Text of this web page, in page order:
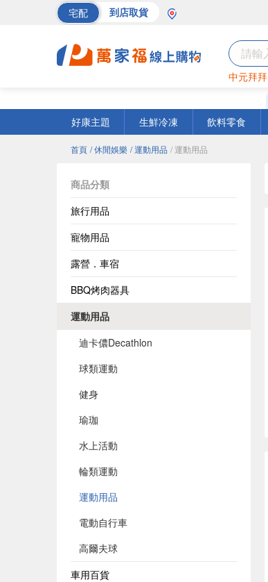
宅配 到店取貨
中元拜拜
好康主題
生鮮冷凍 飲料零食
首頁 / 休閒娛樂 / 運動用品 / 運動用品
商品分類
旅行用品
寵物用品
露營．車宿
BBQ烤肉器具
運動用品
迪卡儂Decathlon
球類運動
健身
瑜珈
水上活動
輪類運動
運動用品
電動自行車
高爾夫球
車用百貨